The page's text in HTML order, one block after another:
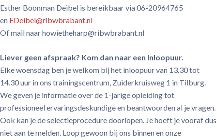
Esther Boonman Deibel is bereikbaar via 06-20964765
en EDeibel@ribwbrabant.nl
Of mail naar howietheharp@ribwbrabant.nl
Liever geen afspraak? Kom dan naar een Inloopuur.
Elke woensdag ben je welkom bij het inloopuur van 13.30 tot
14.30 uur in ons trainingscentrum, Zuiderkruisweg 1 in Tilburg.
We geven je informatie over de 1-jarige opleiding tot
professioneel ervaringsdeskundige en beantwoorden al je vragen.
Ook kan je de selectieprocedure doorlopen. Je hoeft je vooraf dus
niet aan te melden. Loop gewoon bij ons binnen en onze